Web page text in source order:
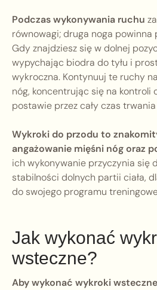
Podczas wykonywania ruchu
równowagi; druga noga
Gdy znajdziesz się w dolnej
wypychając biodra do tyłu i
wykroczna. Kontynuuj te ruchy
nóg, koncentrując się na kontroli
postawie przez cały czas
Wykroki do przodu to
angażowanie mięśni nóg oraz
ich wykonywanie przyczynia się
stabilności dolnych partii ciała,
do swojego programu
Jak wykonać
wsteczne?
Aby wykonać wykroki